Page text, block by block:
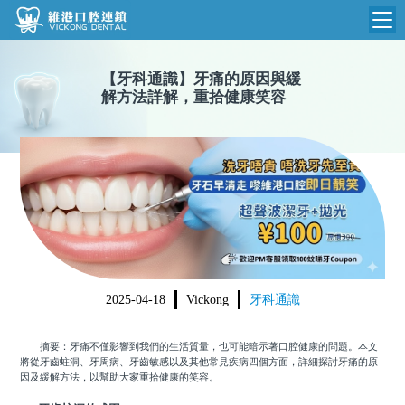
維港首頁
品牌介紹
環境設備
醫院新聞
收費標準
N
收費總表
植牙收費
根管收費
美學收費
箍牙收費
醫生團隊
門診時間
【 牙科通識】
牙痛的原因與緩
解方法詳解，重拾健康笑容
2025-04-18 Vickong 牙科通識
摘要：牙痛不僅影響到我們的生活質量，也可能暗示著口腔健康的問題。本文
將從牙齒蛀洞、牙周病、牙齒敏感以及其他常見疾病四個方面，詳細探討牙痛的原
因及緩解方法，以幫助大家重拾健康的笑容。